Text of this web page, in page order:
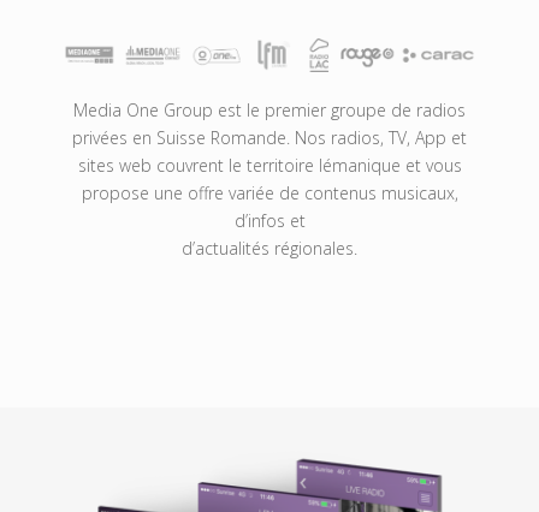
Media One Group est le premier groupe de radios
privées en Suisse Romande. Nos radios, TV, App et
sites web couvrent le territoire lémanique et vous
propose une offre variée de contenus musicaux,
d’infos et
d’actualités régionales.